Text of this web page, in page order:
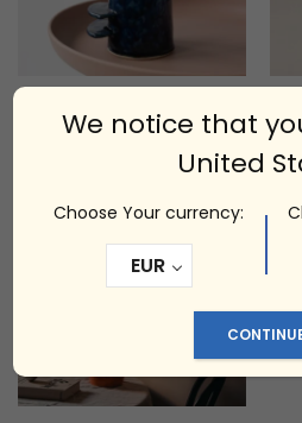
We notice that
United
Choose Your currency:
EUR